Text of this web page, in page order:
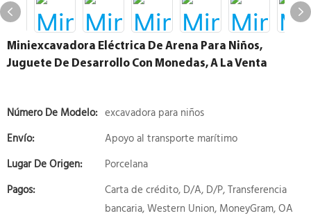
Miniexcavadora Eléctrica De Arena Para Niños,
Juguete De Desarrollo Con Monedas, A La Venta
Número De Modelo: excavadora para niños
Envío:
Apoyo al transporte marítimo
Lugar De Origen:
Porcelana
Pagos:
Carta de crédito, D/A, D/P, Transferencia
bancaria, Western Union, MoneyGram, OA